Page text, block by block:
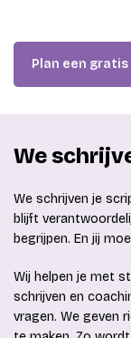
Plan een
We
We schrijven je
blijft
begrijpen. En jij
Wij helpen je met
schrijven en
vragen. We geven